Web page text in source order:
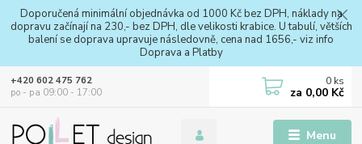
Doporučená minimální objednávka od 1000 Kč bez DPH, náklady na
dopravu začínají na 230,- bez DPH, dle velikosti krabice. U tabulí, větších
balení se doprava upravuje následovně, cena nad 1656,- viz info
Doprava a Platby
Menu
+420 602 475 762
po - pa 09:00 - 17:00
0 ks
za 0,00 Kč